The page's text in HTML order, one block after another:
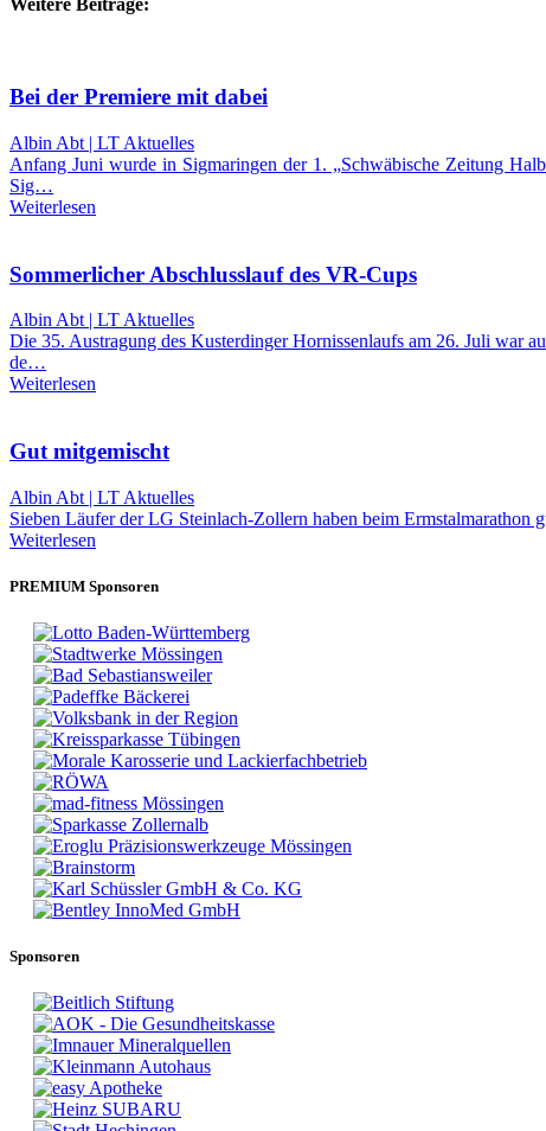
Weitere Beiträge:
Bei der Premiere mit dabei
Albin Abt | LT Aktuelles
Anfang Juni wurde in Sigmaringen der 1. „Schwäbische Zeitung
Sig…
Weiterlesen
Sommerlicher Abschlusslauf des VR-Cups
Albin Abt | LT Aktuelles
Die 35. Austragung des Kusterdinger Hornissenlaufs am 26. Juli war
de…
Weiterlesen
Gut mitgemischt
Albin Abt | LT Aktuelles
Sieben Läufer der LG Steinlach-Zollern haben beim
Weiterlesen
PREMIUM Sponsoren
Sponsoren